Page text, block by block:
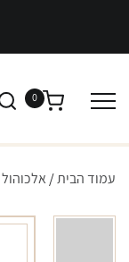
0
עמוד הבית/ אלכוהול